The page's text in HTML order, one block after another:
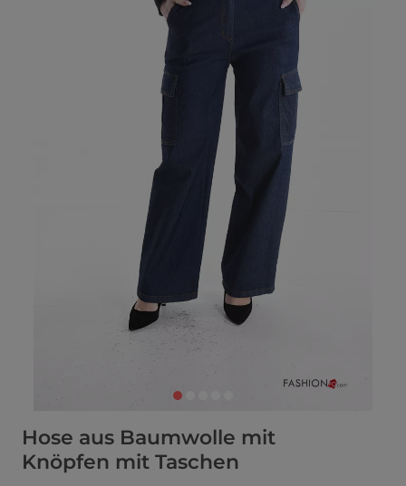
Hose aus Baumwolle mit
Knöpfen mit Taschen